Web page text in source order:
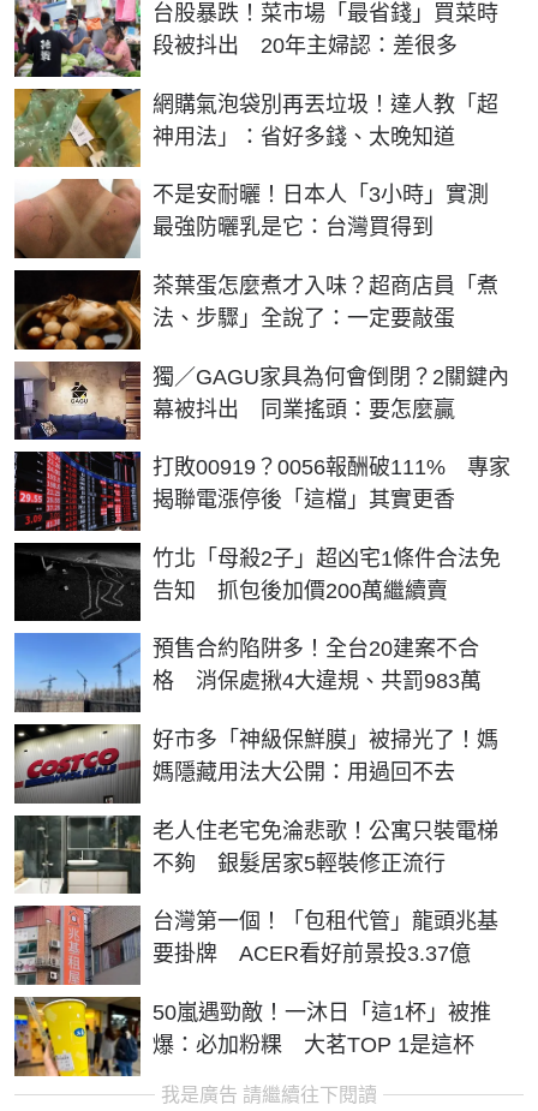
台股暴跌！菜市場「最省錢」買菜時
段被抖出 20年主婦認：差很多
網購氣泡袋別再丟垃圾！達人教「超
神用法」：省好多錢、太晚知道
不是安耐曬！日本人「3小時」實測
最強防曬乳是它：台灣買得到
茶葉蛋怎麼煮才入味？超商店員「煮
法、步驟」全說了：一定要敲蛋
獨／GAGU家具為何會倒閉？2關鍵內
幕被抖出 同業搖頭：要怎麼贏
打敗00919？0056報酬破111% 專家
揭聯電漲停後「這檔」其實更香
竹北「母殺2子」超凶宅1條件合法免
告知 抓包後加價200萬繼續賣
預售合約陷阱多！全台20建案不合
格 消保處揪4大違規、共罰983萬
好市多「神級保鮮膜」被掃光了！媽
媽隱藏用法大公開：用過回不去
老人住老宅免淪悲歌！公寓只裝電梯
不夠 銀髮居家5輕裝修正流行
台灣第一個！「包租代管」龍頭兆基
要掛牌 ACER看好前景投3.37億
50嵐遇勁敵！一沐日「這1杯」被推
爆：必加粉粿 大茗TOP 1是這杯
我是廣告 請繼續往下閱讀